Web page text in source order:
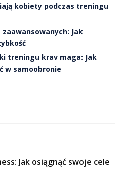
kobiety podczas treningu
Jak
treningu krav maga: Jak
w samoobronie
Jak osiągnąć swoje cele